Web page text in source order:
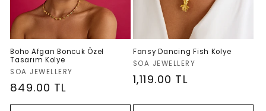
Boho Afgan Boncuk Özel
Tasarım Kolye
Satıcı:
SOA JEWELLERY
Normal
fiyat
849.00 TL
Fansy Dancing Fish Kolye
Satıcı:
SOA JEWELLERY
Normal
1,119.00 TL